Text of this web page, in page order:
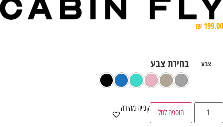
₪
צבע
הוספה לסל קנייה מהירה